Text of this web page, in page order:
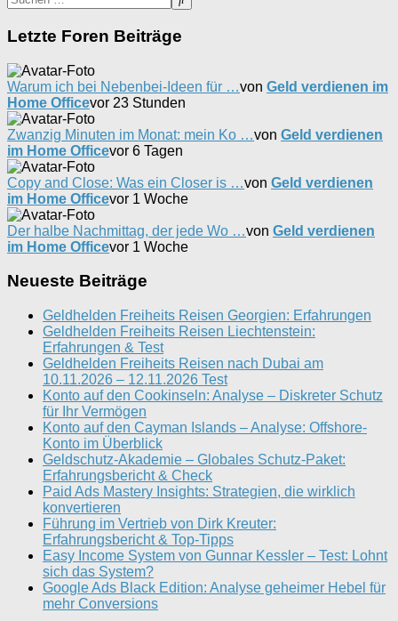
Letzte Foren Beiträge
Warum ich bei Nebenbei-Ideen für …von Geld verdienen im
Home Officevor 23 Stunden
Zwanzig Minuten im Monat: mein Ko …von Geld verdienen
im Home Officevor 6 Tagen
Copy and Close: Was ein Closer is …von Geld verdienen
im Home Officevor 1 Woche
Der halbe Nachmittag, der jede Wo …von Geld verdienen
im Home Officevor 1 Woche
Neueste Beiträge
Geldhelden Freiheits Reisen Georgien: Erfahrungen
Geldhelden Freiheits Reisen Liechtenstein:
Erfahrungen & Test
Geldhelden Freiheits Reisen nach Dubai am
10.11.2026 – 12.11.2026 Test
Konto auf den Cookinseln: Analyse – Diskreter Schutz
für Ihr Vermögen
Konto auf den Cayman Islands – Analyse: Offshore-
Konto im Überblick
Geldschutz-Akademie – Globales Schutz-Paket:
Erfahrungsbericht & Check
Paid Ads Mastery Insights: Strategien, die wirklich
konvertieren
Führung im Vertrieb von Dirk Kreuter:
Erfahrungsbericht & Top-Tipps
Easy Income System von Gunnar Kessler – Test: Lohnt
sich das System?
Google Ads Black Edition: Analyse geheimer Hebel für
mehr Conversions